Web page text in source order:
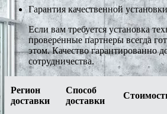
Гарантия качественной установки
Если вам требуется установка
проверенные партнеры всегда
этом. Качество гарантированно
сотрудничества.
Регион
доставки
Способ
доставки